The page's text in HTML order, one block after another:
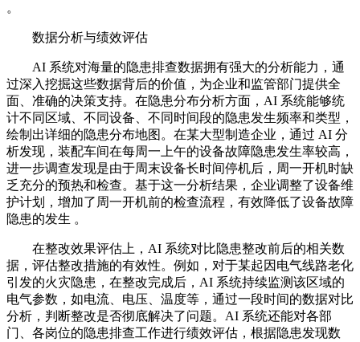
。
数据分析与绩效评估
AI 系统对海量的隐患排查数据拥有强大的分析能力，通
过深入挖掘这些数据背后的价值，为企业和监管部门提供全
面、准确的决策支持。在隐患分布分析方面，AI 系统能够统
计不同区域、不同设备、不同时间段的隐患发生频率和类型，
绘制出详细的隐患分布地图。在某大型制造企业，通过 AI 分
析发现，装配车间在每周一上午的设备故障隐患发生率较高，
进一步调查发现是由于周末设备长时间停机后，周一开机时缺
乏充分的预热和检查。基于这一分析结果，企业调整了设备维
护计划，增加了周一开机前的检查流程，有效降低了设备故障
隐患的发生 。
在整改效果评估上，AI 系统对比隐患整改前后的相关数
据，评估整改措施的有效性。例如，对于某起因电气线路老化
引发的火灾隐患，在整改完成后，AI 系统持续监测该区域的
电气参数，如电流、电压、温度等，通过一段时间的数据对比
分析，判断整改是否彻底解决了问题。AI 系统还能对各部
门、各岗位的隐患排查工作进行绩效评估，根据隐患发现数